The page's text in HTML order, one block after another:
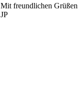
Mit freundlichen Grüßen
JP